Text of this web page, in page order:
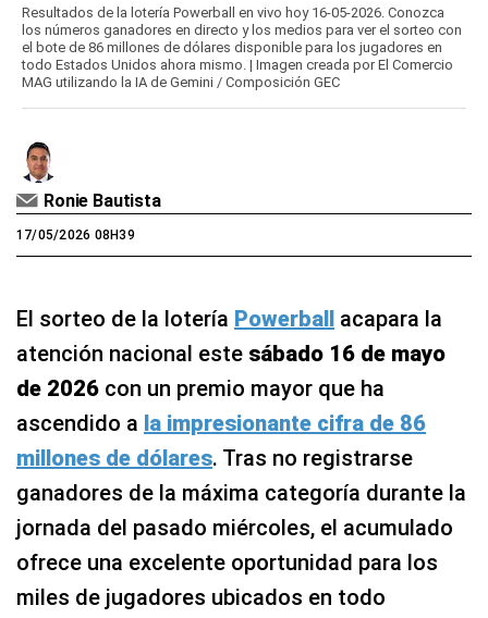
Resultados de la lotería Powerball en vivo hoy 16-05-2026. Conozca
los números ganadores en directo y los medios para ver el sorteo con
el bote de 86 millones de dólares disponible para los jugadores en
todo Estados Unidos ahora mismo. | Imagen creada por El Comercio
MAG utilizando la IA de Gemini / Composición GEC
Ronie Bautista
17/05/2026 08H39
El sorteo de la lotería Powerball acapara la
atención nacional este sábado 16 de mayo
de 2026 con un premio mayor que ha
ascendido a la impresionante cifra de 86
millones de dólares. Tras no registrarse
ganadores de la máxima categoría durante la
jornada del pasado miércoles, el acumulado
ofrece una excelente oportunidad para los
miles de jugadores ubicados en todo